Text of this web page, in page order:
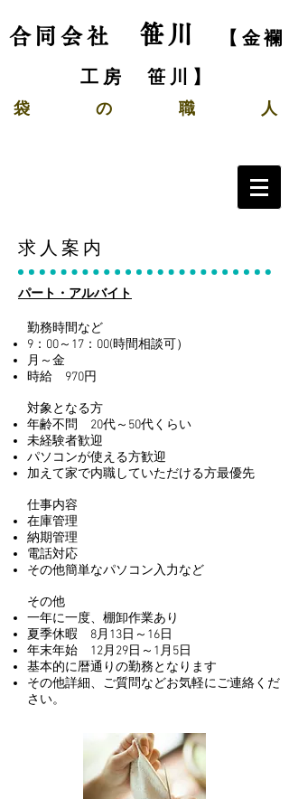
合同会社 笹川
【金襴
工房 笹川】
袋 の 職 人
求人案内
パート・アルバイト
勤務時間など
9：00～17：00(時間相談可）
月～金
時給 970円
対象となる方
年齢不問 20代～50代くらい
未経験者歓迎
パソコンが使える方歓迎
加えて家で内職していただける方最優先
仕事内容
在庫管理
納期管理
電話対応
その他簡単なパソコン入力など
その他
一年に一度、棚卸作業あり
夏季休暇 8月13日～16日
年末年始 12月29日～1月5日
基本的に暦通りの勤務となります
その他詳細、ご質問などお気軽にご連絡くだ
さい。